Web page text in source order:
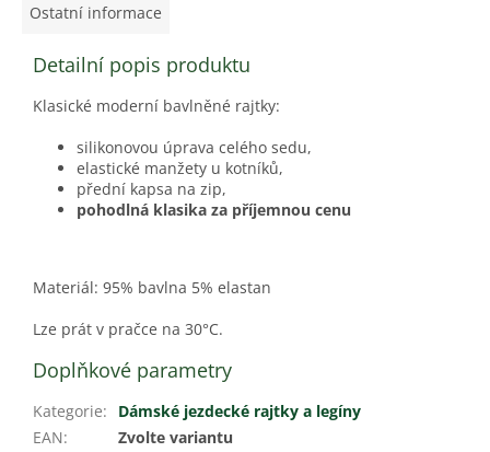
Ostatní informace
Detailní popis produktu
Klasické moderní bavlněné rajtky:
silikonovou úprava celého sedu,
elastické manžety u kotníků,
přední kapsa na zip,
pohodlná klasika za příjemnou cenu
Materiál: 95% bavlna 5% elastan
Lze prát v pračce na 30°C.
Doplňkové parametry
Kategorie:
Dámské jezdecké rajtky a legíny
EAN: Zvolte variantu